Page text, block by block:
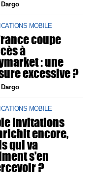
Dargo
MOBILE
coupe
à
: une
excessive ?
Dargo
MOBILE
Invitations
encore,
qui va
s'en
?